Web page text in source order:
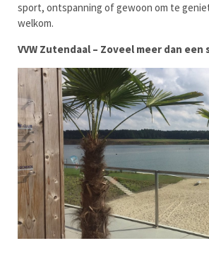
sport, ontspanning of gewoon om te
welkom.
VVW Zutendaal – Zoveel meer dan